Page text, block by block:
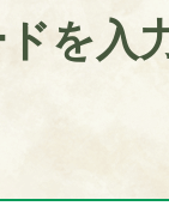
を入